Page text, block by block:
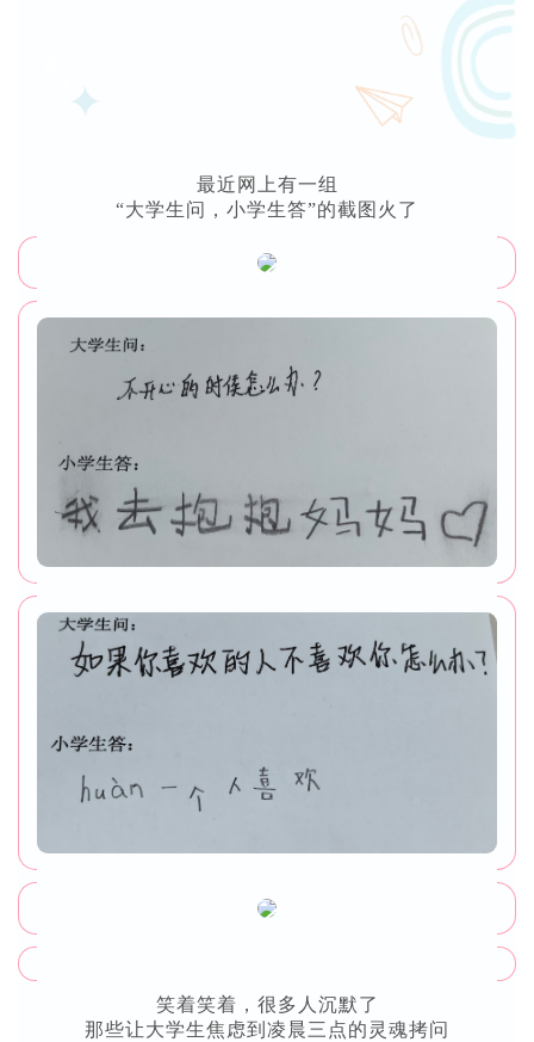
最近网上有一组
“大学生问，小学生答”的截图火了
笑着笑着，很多人沉默了
那些让大学生焦虑到凌晨三点的灵魂拷问